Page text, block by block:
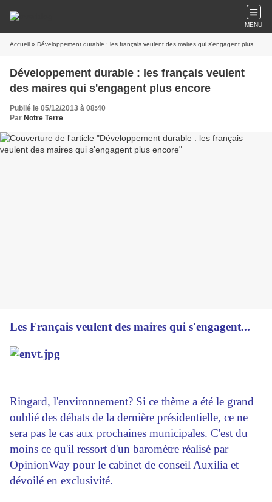
MENU
Accueil » Développement durable : les français veulent des maires qui s'engagent plus encore
Développement durable : les français veulent
des maires qui s'engagent plus encore
Publié le 05/12/2013 à 08:40
Par Notre Terre
Les Français veulent des maires qui s'engagent...
Ringard, l'environnement? Si ce thème a été le grand
oublié des débats de la dernière présidentielle, ce ne
sera pas le cas aux prochaines municipales. C'est du
moins ce qu'il ressort d'un baromètre réalisé par
OpinionWay pour le cabinet de conseil Auxilia et
dévoilé en exclusivité.